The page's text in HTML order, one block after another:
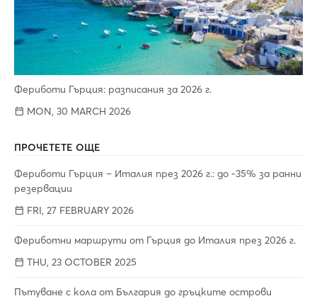
Фериботи Гърция: разписания за 2026 г.
MON, 30 MARCH 2026
ПРОЧЕТЕТЕ ОЩЕ
Фериботи Гърция – Италия през 2026 г.: до -35% за ранни
резервации
FRI, 27 FEBRUARY 2026
Фериботни маршрути от Гърция до Италия през 2026 г.
THU, 23 OCTOBER 2025
Пътуване с кола от България до гръцките острови